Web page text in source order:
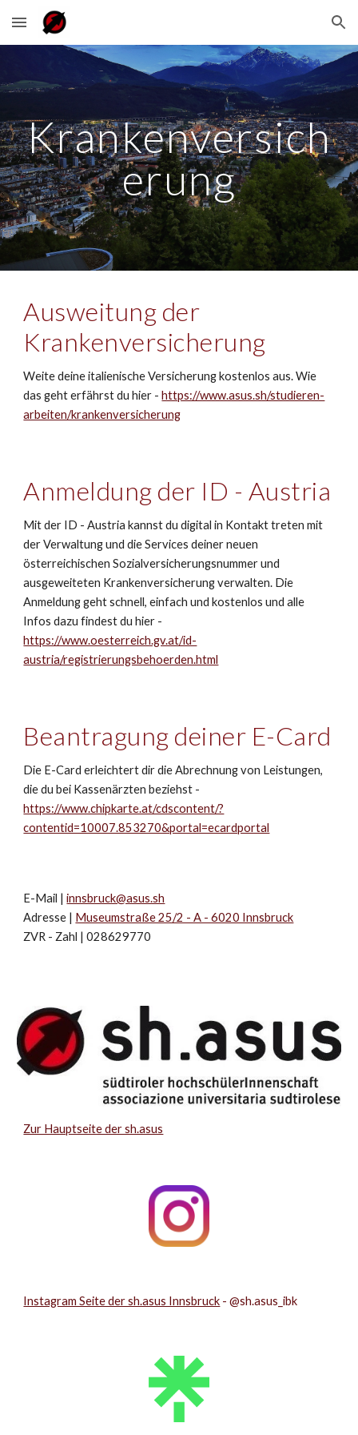
Skip to main content Skip to navigation
Krankenversich
erung
Ausweitung der
Krankenversicherung
Weite deine italienische Versicherung kostenlos aus. Wie
das geht erfährst du hier -https://www.asus.sh/studieren-
arbeiten/krankenversicherung
Anmeldung der ID - Austria
Mit der ID - Austria kannst du digital in Kontakt treten mit
der Verwaltung und die Services deiner neuen
österreichischen Sozialversicherungsnummer und
ausgeweiteten Krankenversicherung verwalten. Die
Anmeldung geht schnell, einfach und kostenlos und alle
Infos dazu findest du hier -
https://www.oesterreich.gv.at/id-
austria/registrierungsbehoerden.html
Beantragung deiner E-Card
Die E-Card erleichtert dir die Abrechnung von Leistungen,
die du bei Kassenärzten beziehst -
https://www.chipkarte.at/cdscontent/?
contentid=10007.853270&portal=ecardportal
E-Mail |innsbruck@asus.sh
Adresse | Museumstraße 25/2 - A - 6020 Innsbruck
ZVR - Zahl | 028629770
Zur Hauptseite der sh.asus
Instagram Seite der sh.asus Innsbruck - @sh.asus_ibk